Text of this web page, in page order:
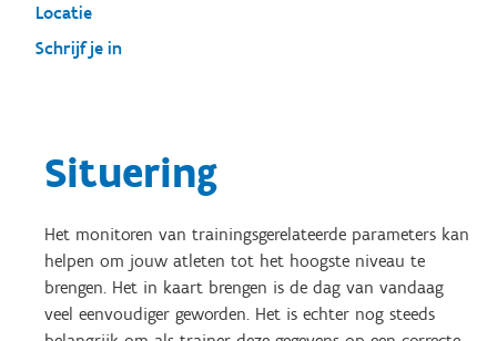
Locatie
Schrijf je in
Situering
Het monitoren van trainingsgerelateerde parameters kan
helpen om jouw atleten tot het hoogste niveau te
brengen. Het in kaart brengen is de dag van vandaag
veel eenvoudiger geworden. Het is echter nog steeds